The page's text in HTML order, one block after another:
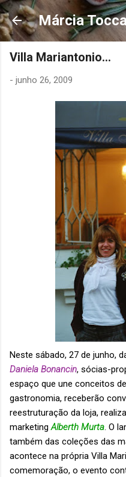
Pular para o
Márcia
Villa Mariantonio...
- junho 26, 2009
Neste sábado, 27 de junho,
Daniela Bonancin, sócias-
espaço que une conceitos
gastronomia, receberão
reestruturação da loja,
marketing Alberth Murta . O
também das coleções das
acontece na própria Villa
comemoração, o evento